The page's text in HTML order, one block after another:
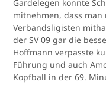
Gardelegen konnte
mitnehmen, dass
Verbandsligisten
der SV 09 gar die
Hoffmann verpasste
Führung und auch
Kopfball in der 69.